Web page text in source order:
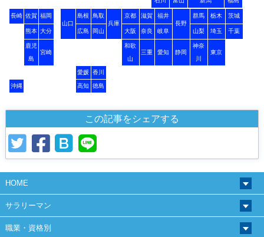
長崎 佐賀 福岡
山口
島根
鳥取
兵庫
京都 滋賀
福井
長野
群馬 栃木 茨城
熊本 大分 広島 岡山 大阪 奈良 岐阜 山梨 埼玉 千葉
鹿児
島
宮崎
和歌
山
三重 愛知 静岡
神奈
川
東京
愛媛 香川
沖縄 高知 徳島
この記事をシェアする
HOME
サラリーマン
職業・資格別